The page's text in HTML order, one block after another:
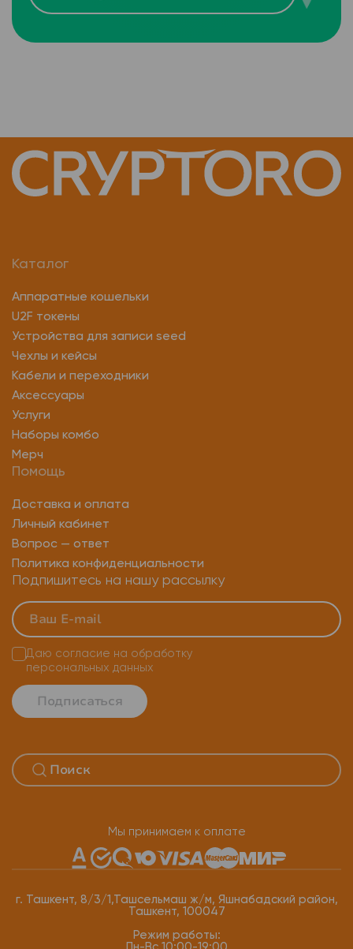
Каталог
Аппаратные кошельки
U2F токены
Устройства для записи seed
Чехлы и кейсы
Кабели и переходники
Аксессуары
Услуги
Наборы комбо
Мерч
Помощь
Доставка и оплата
Личный кабинет
Вопрос — ответ
Политика конфиденциальности
Подпишитесь на нашу рассылку
Подписаться
Даю согласие на обработку
персональных данных
Мы принимаем к оплате
г. Ташкент, 8/3/1,Ташсельмаш ж/м, Яшнабадский район,
Ташкент, 100047
Режим работы: